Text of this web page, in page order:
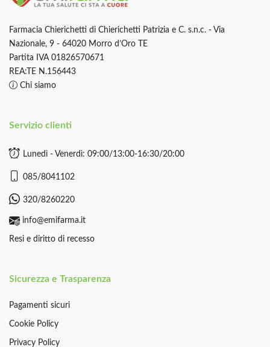
Farmacia Chierichetti di Chierichetti Patrizia e C. s.n.c. - Via
Nazionale, 9 - 64020 Morro d’Oro TE
Partita IVA 01826570671
REA:TE N.156443
Chi siamo
Servizio clienti
Lunedì - Venerdì: 09:00/13:00-16:30/20:00
085/8041102
320/8260220
info@emifarma.it
Resi e diritto di recesso
Sicurezza e Trasparenza
Pagamenti sicuri
Cookie Policy
Privacy Policy